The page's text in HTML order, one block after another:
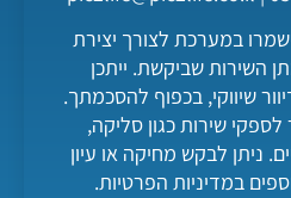
במערכת לצורך יצירת
השירות שביקשת. ייתכן
שיווקי, בכפוף להסכמתך.
שירות כגון סליקה,
ניתן לבקש מחיקה או עיון
במדיניות הפרטיות.